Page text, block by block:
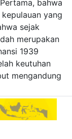
bahwa
yang
sejak
merupakan
1939
keutuhan
mengandung